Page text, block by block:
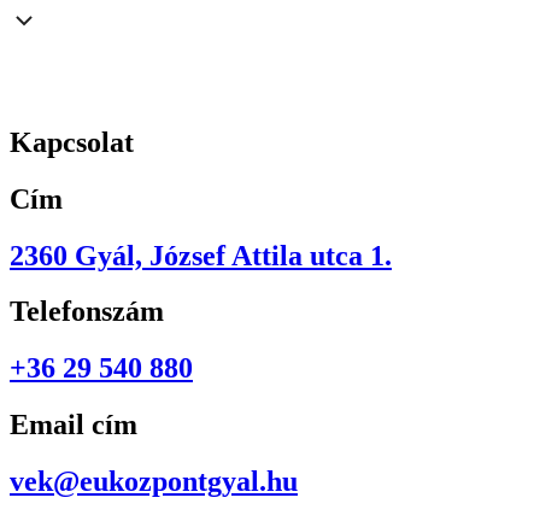
Kapcsolat
Cím
2360 Gyál, József Attila utca 1.
Telefonszám
+36 29 540 880
Email cím
vek@eukozpontgyal.hu